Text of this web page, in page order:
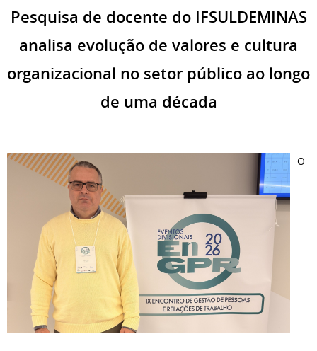
Pesquisa de docente do IFSULDEMINAS
analisa evolução de valores e cultura
organizacional no setor público ao longo
de uma década
O